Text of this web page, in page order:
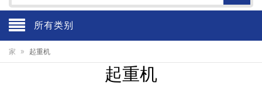
所有类别
家 » 起重机
起重机